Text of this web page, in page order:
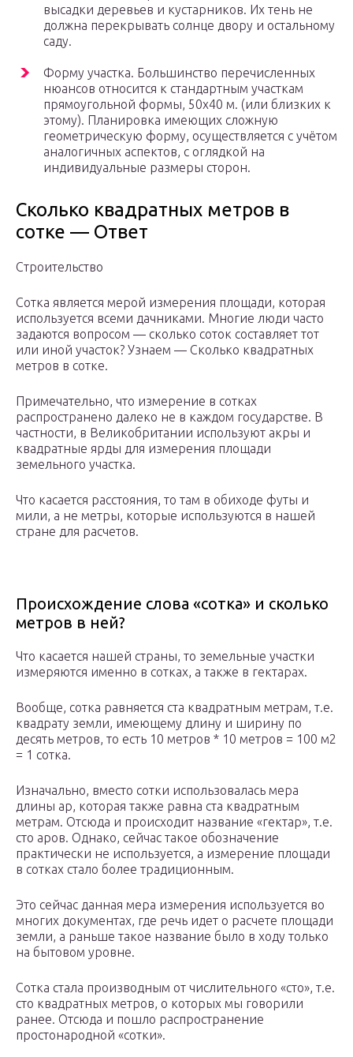
высадки деревьев и кустарников. Их тень не
должна перекрывать солнце двору и остальному
саду.
Форму участка. Большинство перечисленных
нюансов относится к стандартным участкам
прямоугольной формы, 50х40 м. (или близких к
этому). Планировка имеющих сложную
геометрическую форму, осуществляется с учётом
аналогичных аспектов, с оглядкой на
индивидуальные размеры сторон.
Сколько квадратных метров в
сотке — Ответ
Строительство
Сотка является мерой измерения площади, которая
используется всеми дачниками. Многие люди часто
задаются вопросом — сколько соток составляет тот
или иной участок? Узнаем — Сколько квадратных
метров в сотке.
Примечательно, что измерение в сотках
распространено далеко не в каждом государстве. В
частности, в Великобритании используют акры и
квадратные ярды для измерения площади
земельного участка.
Что касается расстояния, то там в обиходе футы и
мили, а не метры, которые используются в нашей
стране для расчетов.
Происхождение слова «сотка» и сколько
метров в ней?
Что касается нашей страны, то земельные участки
измеряются именно в сотках, а также в гектарах.
Вообще, сотка равняется ста квадратным метрам, т.е.
квадрату земли, имеющему длину и ширину по
десять метров, то есть 10 метров * 10 метров = 100 м2
= 1 сотка.
Изначально, вместо сотки использовалась мера
длины ар, которая также равна ста квадратным
метрам. Отсюда и происходит название «гектар», т.е.
сто аров. Однако, сейчас такое обозначение
практически не используется, а измерение площади
в сотках стало более традиционным.
Это сейчас данная мера измерения используется во
многих документах, где речь идет о расчете площади
земли, а раньше такое название было в ходу только
на бытовом уровне.
Сотка стала производным от числительного «сто», т.е.
сто квадратных метров, о которых мы говорили
ранее. Отсюда и пошло распространение
простонародной «сотки».